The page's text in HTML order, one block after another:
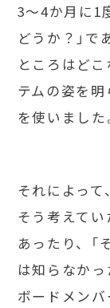
3～4か月に1
どうか？」で
ところはど
テムの姿を
を使いました
それによって
そう考えて
あったり、
は知らなか
ボードメンバ